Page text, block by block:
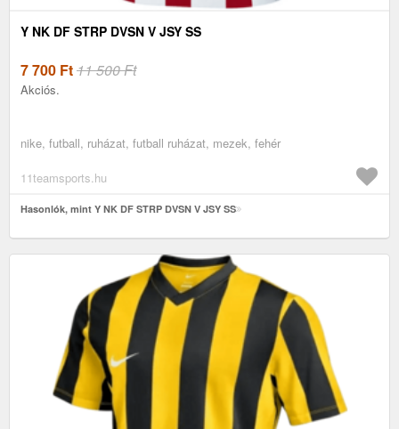
Y NK DF STRP DVSN V JSY SS
7 700 Ft11 500 Ft
Akciós.
nike, futball, ruházat, futball ruházat, mezek, fehér
11teamsports.hu
Hasonlók, mint Y NK DF STRP DVSN V JSY SS